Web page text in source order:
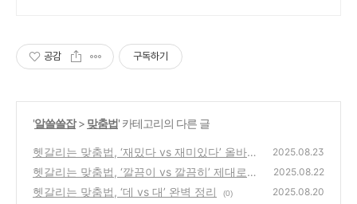
공감 구독하기
'알쓸쓸잡> 맞춤법' 카테고리의 다른 글
헷갈리는 맞춤법, ‘재밌다 vs 재미있다’ 올바른
표현은?
(4)
2025.08.23
헷갈리는 맞춤법, ‘깔끔이 vs 깔끔히’ 제대로
알아두자
(11)
2025.08.22
헷갈리는 맞춤법, ‘데 vs 대’ 완벽 정리 (0) 2025.08.20